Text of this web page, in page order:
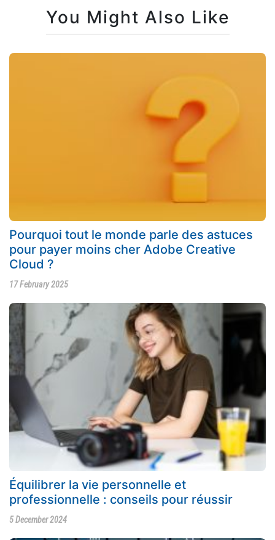
You Might Also Like
Pourquoi tout le monde parle des astuces
pour payer moins cher Adobe Creative
Cloud ?
17 February 2025
Équilibrer la vie personnelle et
professionnelle : conseils pour réussir
5 December 2024